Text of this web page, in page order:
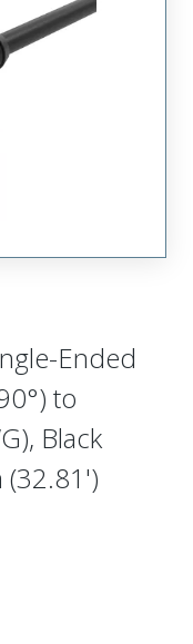
Ended
to
Black
(32.81')